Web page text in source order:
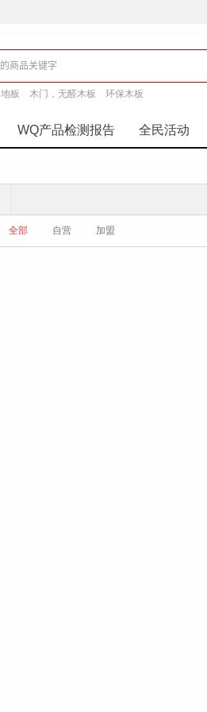
地板 木门，无醛木板 环保木板
WQ产品检测报告 全民活动
全部 自营 加盟